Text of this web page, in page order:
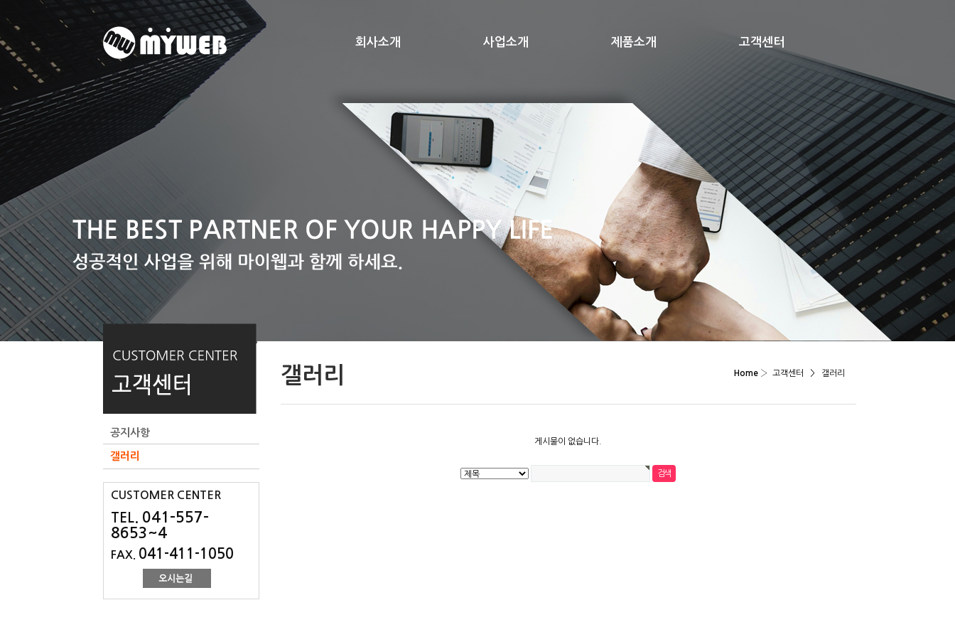
회사소개 사업소개 제품소개 고객센터
공지사항
갤러리
CUSTOMER CENTER
TEL. 041-557-
8653~4
FAX. 041-411-1050
갤러리 Home › 고객센터 > 갤러리
게시물이 없습니다.